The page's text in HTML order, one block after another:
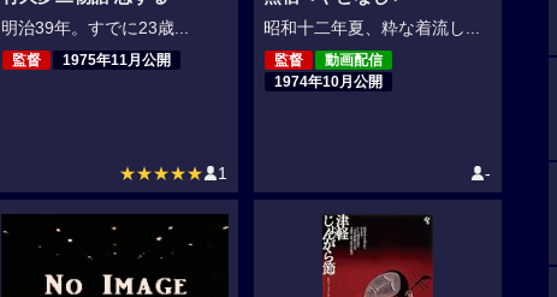
明治39年。すでに23歳...
監督 1975年11月公開
★★★★★ 1
昭和十二年夏、粋な着流し...
監督
動画配信
1974年10月公開
-